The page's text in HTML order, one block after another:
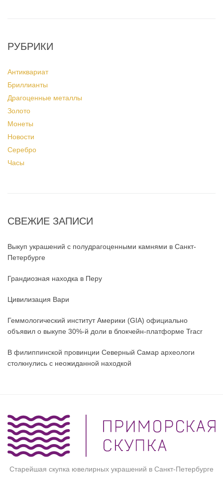
РУБРИКИ
Антиквариат
Бриллианты
Драгоценные металлы
Золото
Монеты
Новости
Серебро
Часы
СВЕЖИЕ ЗАПИСИ
Выкуп украшений с полудрагоценными камнями в Санкт-
Петербурге
Грандиозная находка в Перу
Цивилизация Вари
Геммологический институт Америки (GIA) официально
объявил о выкупе 30%-й доли в блокчейн-платформе Tracr
В филиппинской провинции Северный Самар археологи
столкнулись с неожиданной находкой
Старейшая скупка ювелирных украшений в Санкт-Петербурге